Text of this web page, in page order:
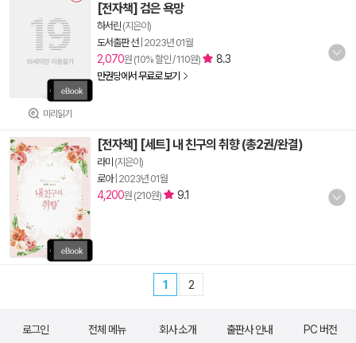
미리읽기
[전자책] 검은 욕망
하서린 (지은이)
도서출판 선| 2023년 01월
2,070원 (10% 할인 / 110원) 8.3
만권당에서 무료로 보기
[전자책] [세트] 내 친구의 취향 (총2권/완결)
라미 (지은이)
로아| 2023년 01월
4,200원 (210원) 9.1
1 2
로그인 전체 메뉴 회사 소개 출판사 안내 PC 버전